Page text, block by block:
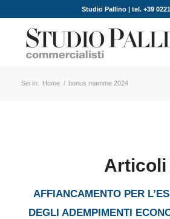
Studio Pallino | tel. +39
Sei in: Home / bonus mamme 2024
Articoli
AFFIANCAMENTO PER
DEGLI ADEMPIMENTI